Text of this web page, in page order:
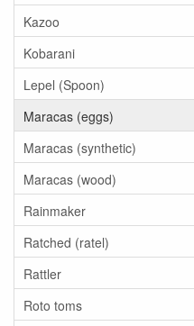
Kazoo
Kobarani
Lepel (Spoon)
Maracas (eggs)
Maracas (synthetic)
Maracas (wood)
Rainmaker
Ratched (ratel)
Rattler
Roto toms